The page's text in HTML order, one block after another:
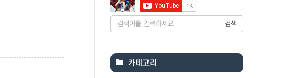
검색
카테고리